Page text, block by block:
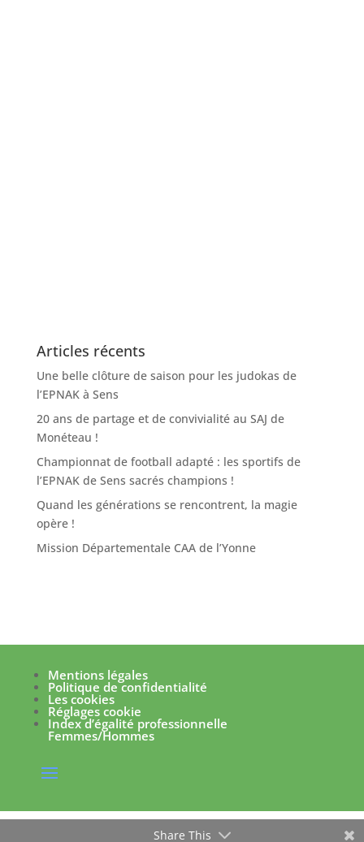
Articles récents
Une belle clôture de saison pour les judokas de
l’EPNAK à Sens
20 ans de partage et de convivialité au SAJ de
Monéteau !
Championnat de football adapté : les sportifs de
l’EPNAK de Sens sacrés champions !
Quand les générations se rencontrent, la magie
opère !
Mission Départementale CAA de l’Yonne
Mentions légales
Politique de confidentialité
Les cookies
Réglages cookie
Index d’égalité professionnelle
Femmes/Hommes
Share This